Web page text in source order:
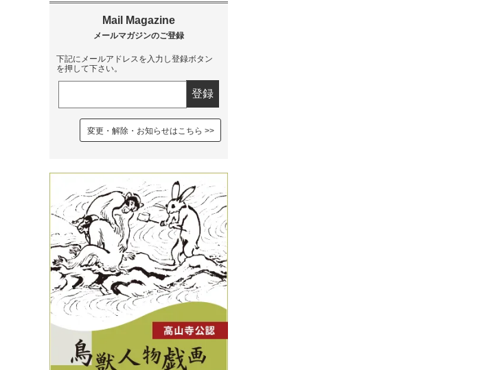
下記にメールアドレスを入力し登録ボタン
を押して下さい。
変更・解除・お知らせはこちら